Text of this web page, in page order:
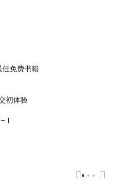
免费书籍
初体验
1